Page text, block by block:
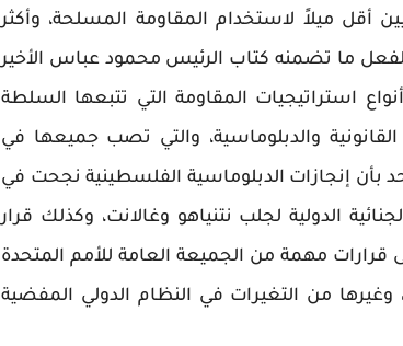
أقل ميلاً لاستخدام المقاومة المسلحة، وأكثر
ما تضمنه كتاب الرئيس محمود عباس الأخير
استراتيجيات المقاومة التي تتبعها السلطة
والدبلوماسية، والتي تصب جميعها في
بأن إنجازات الدبلوماسية الفلسطينية نجحت في
الدولية لجلب نتنياهو وغالانت، وكذلك قرار
قرارات مهمة من الجميعة العامة للأمم المتحدة
من التغيرات في النظام الدولي المفضية